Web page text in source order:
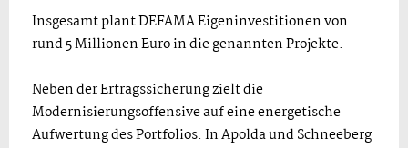
Insgesamt plant DEFAMA Eigeninvestitionen von
rund 5 Millionen Euro in die genannten Projekte.
Neben der Ertragssicherung zielt die
Modernisierungsoffensive auf eine energetische
Aufwertung des Portfolios. In Apolda und Schneeberg